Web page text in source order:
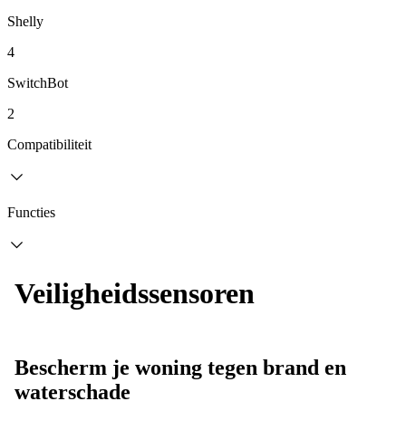
Shelly
4
SwitchBot
2
Compatibiliteit
Functies
Veiligheidssensoren
Bescherm je woning tegen brand en
waterschade